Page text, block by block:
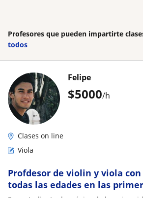
Profesores que pueden impartirte
todos
$5000/h
Felipe
Clases on line
Viola
Profdesor de violin y viola
todas las edades en las